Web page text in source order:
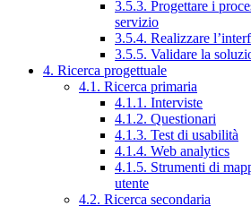
3.5.3. Progettare i
servizio
3.5.4. Realizzare
3.5.5. Validare la
4. Ricerca progettuale
4.1. Ricerca primaria
4.1.1. Interviste
4.1.2. Questionari
4.1.3. Test di usabilità
4.1.4. Web analytics
4.1.5. Strumenti di
utente
4.2. Ricerca secondaria